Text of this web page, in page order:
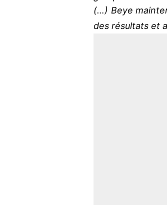
(…) Beye
des résultats et